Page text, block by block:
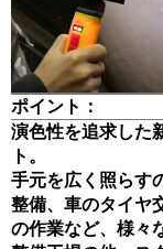
ポイント：
演色性を追求した
ト。
手元を広く照らす
整備、車のタイヤ
の作業など、様々